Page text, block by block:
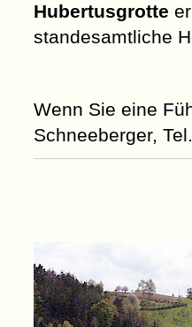
Hubertusgrotte
standesamtliche
Wenn Sie eine
Schneeberger,